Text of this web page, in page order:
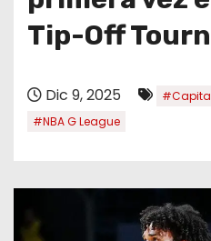
Tip-Off
Dic 9, 2025
#NBA G League